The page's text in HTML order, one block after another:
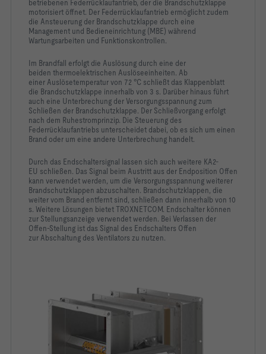
betriebenen Federrücklaufantrieb, der die Brandschutzklappe
motorisiert öffnet. Der Federrücklaufantrieb ermöglicht zudem
die Ansteuerung der Brandschutzklappe durch eine
Management und Bedieneinrichtung (MBE) während
Wartungsarbeiten und Funktionskontrollen.
Im Brandfall erfolgt die Auslösung durch eine der
beiden thermoelektrischen Auslöseeinheiten. Ab
einer Auslösetemperatur von 72 °C schließt das Klappenblatt
die Brandschutzklappe innerhalb von 3 s. Darüber hinaus führt
auch eine Unterbrechung der Versorgungsspannung zum
Schließen der Brandschutzklappe. Der Schließvorgang erfolgt
nach dem Ruhestromprinzip. Die Steuerung des
Federrücklaufantriebs unterscheidet dabei, ob es sich um einen
Brand oder um eine andere Unterbrechung handelt.
Durch das Endschaltersignal lassen sich auch weitere KA2-
EU schließen. Das Signal beim Austritt aus der Endposition Offen
kann verwendet werden, um die Versorgungsspannungweiterer
Brandschutzklappen abzuschalten. Brandschutzklappen, die
weiter vom Brand entfernt sind, schließen dann innerhalb von 10
s. Weitere Lösungen bietet TROXNETCOM. Endschalter können
zur Stellungsanzeige verwendet werden. Bei Verlassen der
Offen-Stellung ist das Signal des Endschalters Offen
zur Abschaltung des Ventilators zu nutzen.